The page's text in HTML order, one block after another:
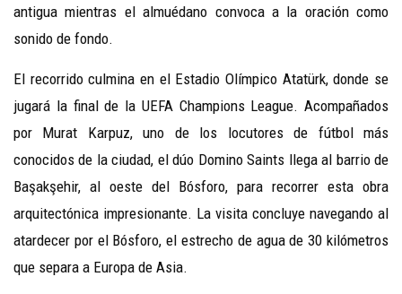
antigua mientras el almuédano convoca a la oración como
sonido de fondo.
El recorrido culmina en el Estadio Olímpico Atatürk, donde se
jugará la final de la UEFA Champions League. Acompañados
por Murat Karpuz, uno de los locutores de fútbol más
conocidos de la ciudad, el dúo Domino Saints llega al barrio de
Başakşehir, al oeste del Bósforo, para recorrer esta obra
arquitectónica impresionante. La visita concluye navegando al
atardecer por el Bósforo, el estrecho de agua de 30 kilómetros
que separa a Europa de Asia.